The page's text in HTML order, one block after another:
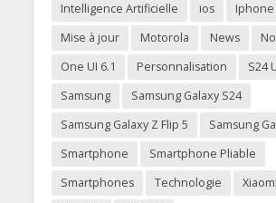
Intelligence Artificielle
ios Iphone
Mise à jour
Motorola News
One UI 6.1
Personnalisation S24
Samsung
Samsung Galaxy S24
Samsung Galaxy Z Flip 5
Samsung
Smartphone
Smartphone Pliable
Smartphones
Technologie Xiaomi